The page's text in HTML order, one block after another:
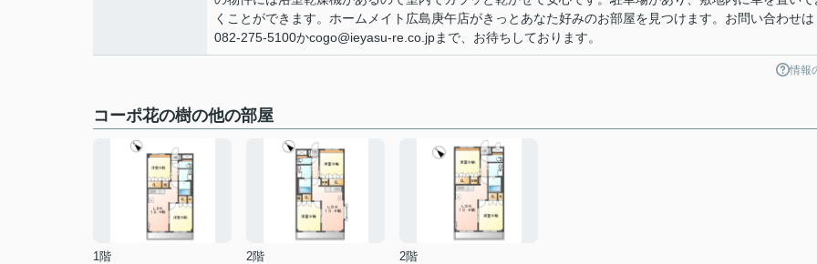
くことができます。ホームメイト広島庚午店がきっとあなた好みのお部屋を見つけます。お問い合わせは
082-275-5100かcogo@ieyasu-re.co.jpまで、お待ちしております。
情報
コーポ花の樹の他の部屋
1階
2階
2階